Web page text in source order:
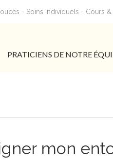
- Soins individuels - Cours
PRATICIENS DE NOTRE
mon